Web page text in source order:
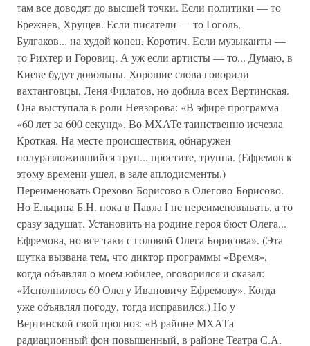
там все доводят до высшей точки. Если политики — то
Брежнев, Хрущев. Если писатели — то Гоголь,
Булгаков... на худой конец, Коротич. Если музыканты —
то Рихтер и Горовиц. А уж если артисты — то... Думаю, в
Киеве будут довольны. Хорошие слова говорили
вахтанговцы, Леня Филатов, но добила всех Вертинская.
Она выступала в роли Невзорова: «В эфире программа
«60 лет за 600 секунд». Во МХАТе таинственно исчезла
Кроткая. На месте происшествия, обнаружен
полуразложившийся труп... простите, труппа. (Ефремов к
этому времени ушел, в зале аплодисменты.)
Переименовать Орехово-Борисово в Олегово-Борисово.
Но Ельцина Б.Н. пока в Павла I не переименовывать, а то
сразу задушат. Установить на родине героя бюст Олега...
Ефремова, но все-таки с головой Олега Борисова». (Эта
шутка вызвана тем, что диктор программы «Время»,
когда объявлял о моем юбилее, оговорился и сказал:
«Исполнилось 60 Олегу Ивановичу Ефремову». Когда
уже объявлял погоду, тогда исправился.) Но у
Вертинской свой прогноз: «В районе МХАТа
радиационный фон повышенный, в районе Театра С.А.